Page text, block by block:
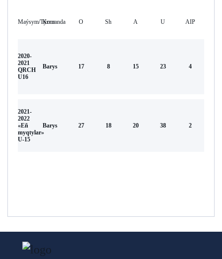
Maýsym/TýrnırKomanda O Sh А U AIP
2020-
2021
QRCH
U16
Barys 17 8 15 23 4
2021-
2022
«Eñ
myqtylar»
U-15
Barys 27 18 20 38 2